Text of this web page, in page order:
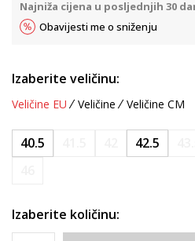
Najniža cijena u posljednjih 30
Obavijesti me o sniženju
Izaberite veličinu:
Veličine EU Veličine Veličine CM
40.5 42.5
Izaberite količinu: